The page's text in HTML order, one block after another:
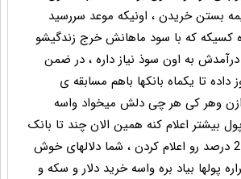
بستن خریدن ، اونیکه موعد سررسید
که با سود ماهانش خرج زندگیشو
درآمدش به اون سوذ نیاز داره ، در ضمن
تا یکماه بانکها باهم مسابقه ی
وهر کی هر چی دلش میخواد واسه
بیشتر اعلام کنه همین الان چند تا بانک
خصوصیم سود 25 درصد رو اعلام کردن ، شما دلالهای خوش
پولها بیاد بره واسه خرید دلار و سکه و